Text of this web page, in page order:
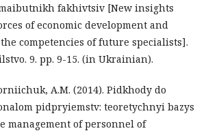
fakhivtsiv [New insights
of economic development and
competencies of future specialists].
9. рр. 9-15. (in Ukrainian).
A.M. (2014). Pidkhody do
pidpryiemstv: teoretychnyi bazys
management of personnel of